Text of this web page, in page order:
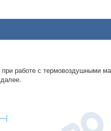
работе с термовоздушными